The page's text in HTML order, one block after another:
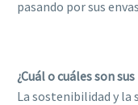
pasando por sus
¿Cuál o cuáles son
La sostenibilidad y la